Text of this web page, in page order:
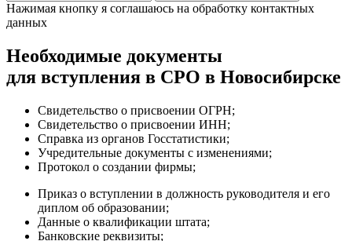
Нажимая кнопку я соглашаюсь на обработку контактных
данных
Необходимые документы
для вступления в СРО в Новосибирске
Свидетельство о присвоении ОГРН;
Свидетельство о присвоении ИНН;
Справка из органов Госстатистики;
Учредительные документы с изменениями;
Протокол о создании фирмы;
Приказ о вступлении в должность руководителя и его
диплом об образовании;
Данные о квалификации штата;
Банковские реквизиты;